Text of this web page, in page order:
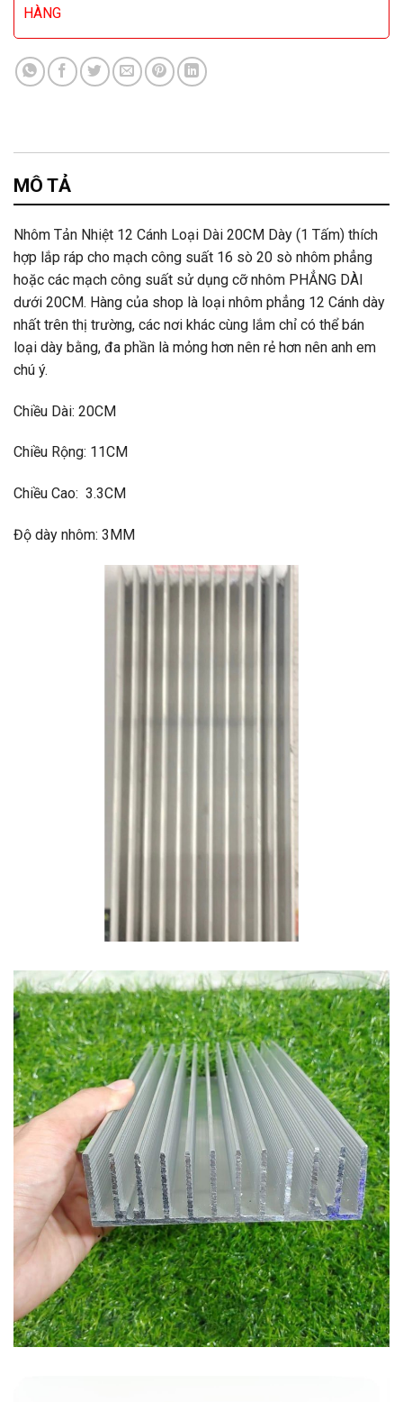
HÀNG
MÔ TẢ
Nhôm Tản Nhiệt 12 Cánh Loại Dài 20CM Dày (1 Tấm) thích
hợp lắp ráp cho mạch công suất 16 sò 20 sò nhôm phẳng
hoặc các mạch công suất sử dụng cỡ nhôm PHẲNG DÀI
dưới 20CM. Hàng của shop là loại nhôm phẳng 12 Cánh dày
nhất trên thị trường, các nơi khác cùng lắm chỉ có thể bán
loại dày bằng, đa phần là mỏng hơn nên rẻ hơn nên anh em
chú ý.
Chiều Dài: 20CM
Chiều Rộng: 11CM
Chiều Cao: 3.3CM
Độ dày nhôm: 3MM